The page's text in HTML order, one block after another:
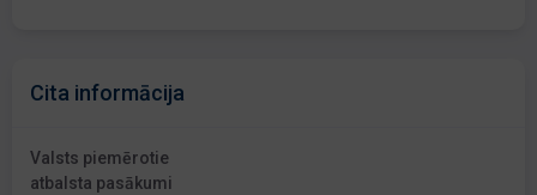
Cita informācija
Valsts piemērotie
atbalsta pasākumi